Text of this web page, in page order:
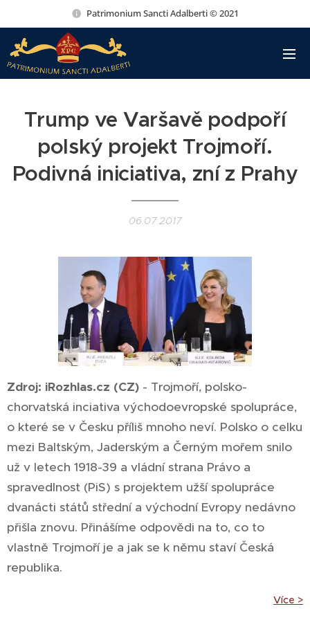
Patrimonium Sancti Adalberti © 2021
Trump ve Varšavě podpoří
polský projekt Trojmoří.
Podivná iniciativa, zní z Prahy
06.07.2017
Zdroj: iRozhlas.cz (CZ) - Trojmoří, polsko-
chorvatská inciativa východoevropské spolupráce,
o které se v Česku příliš mnoho neví. Polsko o celku
mezi Baltským, Jaderským a Černým mořem snilo
už v letech 1918-39 a vládní strana Právo a
spravedlnost (PiS) s projektem užší spolupráce
dvanácti států střední a východní Evropy nedávno
přišla znovu. Přinášíme odpovědi na to, co to
vlastně Trojmoří je a jak se k němu staví Česká
republika.
Více >